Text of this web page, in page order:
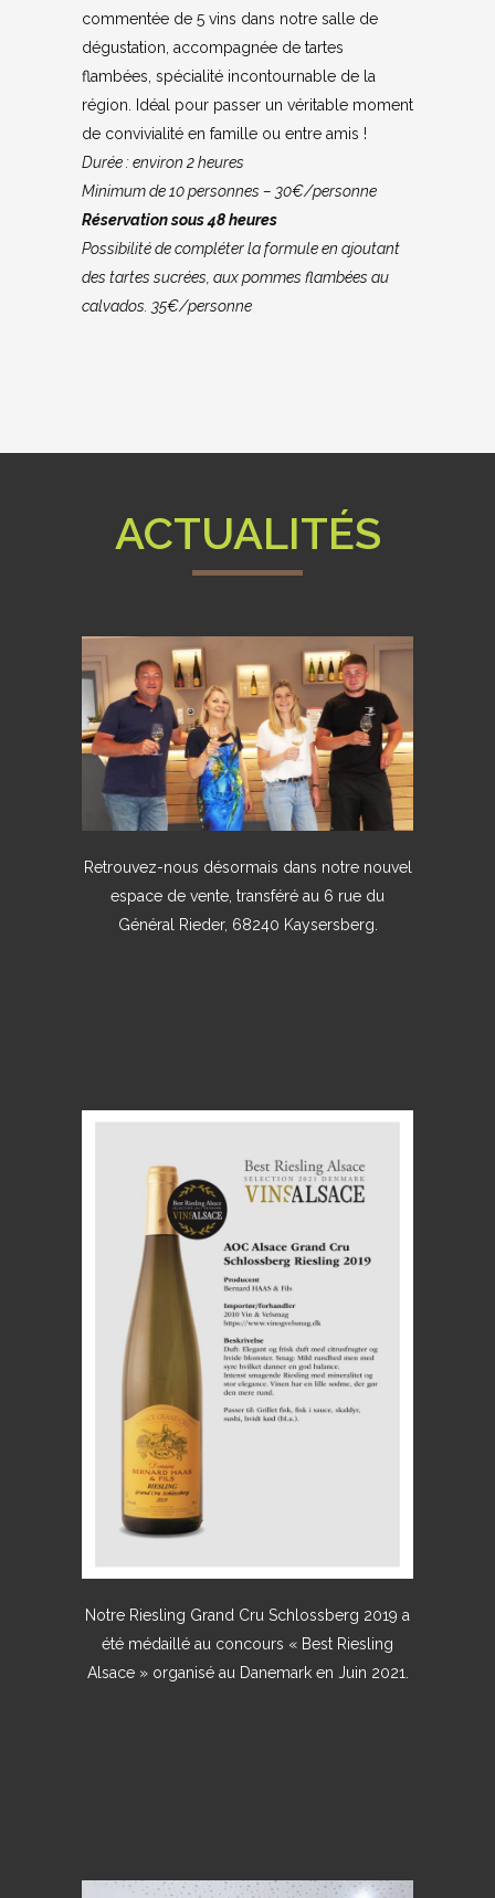
commentée de 5 vins dans notre salle de
dégustation, accompagnée de tartes
flambées, spécialité incontournable de la
région. Idéal pour passer un véritable moment
de convivialité en famille ou entre amis !
Durée : environ 2 heures
Minimum de 10 personnes – 30€/personne
Réservation sous 48 heures
Possibilité de compléter la formule en ajoutant
des tartes sucrées, aux pommes flambées au
calvados. 35€/personne
ACTUALITÉS
Retrouvez-nous désormais dans notre nouvel
espace de vente, transféré au 6 rue du
Général Rieder, 68240 Kaysersberg.
Notre Riesling Grand Cru Schlossberg 2019 a
été médaillé au concours « Best Riesling
Alsace » organisé au Danemark en Juin 2021.